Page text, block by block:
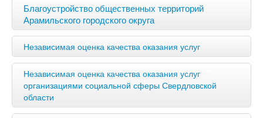
Благоустройство общественных территорий
Арамильского городского округа
Независимая оценка качества оказания услуг
Независимая оценка качества оказания услуг
организациями социальной сферы Свердловской
области